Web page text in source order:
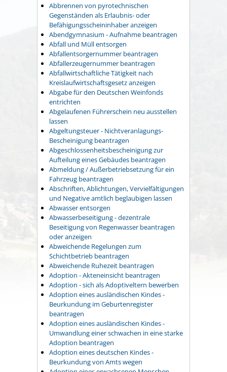
Abbrennen von pyrotechnischen
Gegenständen als Erlaubnis- oder
Befähigungsscheininhaber anzeigen
Abendgymnasium - Aufnahme beantragen
Abfall und Müll entsorgen
Abfallentsorgernummer beantragen
Abfallerzeugernummer beantragen
Abfallwirtschaftliche Tätigkeit nach
Kreislaufwirtschaftsgesetz anzeigen
Abgabe für den Deutschen Weinfonds
entrichten
Abgelaufenen Führerschein neu ausstellen
lassen
Abgeltungsteuer - Nichtveranlagungs-
Bescheinigung beantragen
Abgeschlossenheitsbescheinigung zur
Aufteilung eines Gebäudes beantragen
Abmeldung / Außerbetriebsetzung für ein
Fahrzeug beantragen
Abschriften, Ablichtungen, Vervielfältigungen
und Negative amtlich beglaubigen lassen
Abwasser entsorgen
Abwasserbeseitigung - dezentrale
Beseitigung von Regenwasser beantragen
oder anzeigen
Abweichende Regelungen zum
Schichtbetrieb beantragen
Abweichende Ruhezeit beantragen
Adoption - Akteneinsicht beantragen
Adoption - sich als Adoptiveltern bewerben
Adoption eines ausländischen Kindes -
Beurkundung im Geburtenregister
beantragen
Adoption eines ausländischen Kindes -
Umwandlung einer schwachen in eine starke
Adoption beantragen
Adoption eines deutschen Kindes -
Beurkundung von Amts wegen